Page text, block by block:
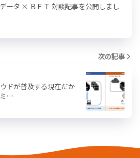
ータ × ＢＦＴ 対談記事を公開しまし
次の記事
ドが普及する現在だか
…